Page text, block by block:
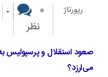
رپورتاژ
0
نظر
-
صعود استقلال و پرسپولیس
می‌ارزد؟